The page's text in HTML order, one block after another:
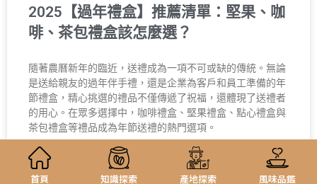
2025【過年禮盒】推薦清單：堅果、咖
啡、茶包禮盒該怎麼選？
隨著農曆新年的臨近，送禮成為一項不可或缺的傳統。無論
是送給親友的過年伴手禮，還是企業為客戶和員工準備的年
節禮盒，精心挑選的禮品不僅傳遞了祝福，還體現了送禮者
的用心。在眾多選擇中，咖啡禮盒、堅果禮盒、點心禮盒與
茶包禮盒等禮品成為年節送禮的熱門選項。
6 11 月, 2024
首頁 知識探索 產地探索 風味品鑑